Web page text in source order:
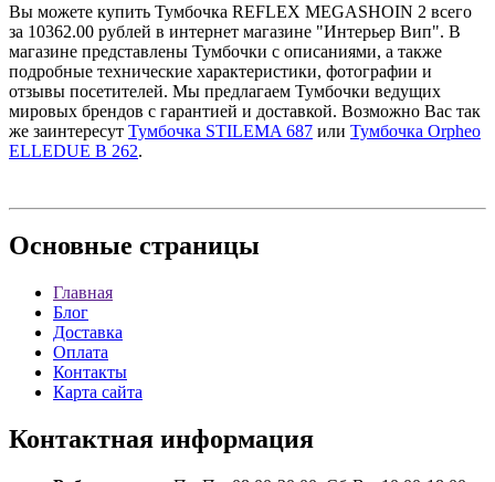
Вы можете купить Тумбочка REFLEX MEGASHOIN 2 всего
за 10362.00 рублей в интернет магазине "Интерьер Вип". В
магазине представлены Тумбочки с описаниями, а также
подробные технические характеристики, фотографии и
отзывы посетителей. Мы предлагаем Тумбочки ведущих
мировых брендов с гарантией и доставкой. Возможно Вас так
же заинтересут Тумбочка STILEMA 687 или Тумбочка Orpheo
ELLEDUE B 262.
Основные страницы
Главная
Блог
Доставка
Оплата
Контакты
Карта сайта
Контактная информация